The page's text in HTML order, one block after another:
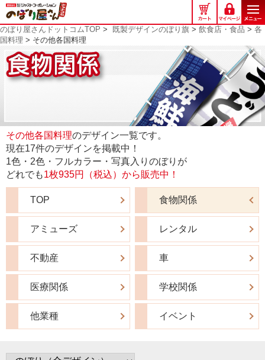
の
ぼ
り
屋
さ
ん
コ
ム
のぼり屋さんドットコムTOP > 既製デザインのぼり旗 > 飲食店・食品 > 各
国料理 > その他各国料理
その他各国料理のデザイン一覧です。
現在17件のデザインを掲載中！
1色・2色・フルカラー・写真入りのぼりが
どれでも1枚935円（税込）から販売中！
TOP
アミューズ
不動産
医療関係
他業種
食物関係
レンタル
車
学校関係
イベント